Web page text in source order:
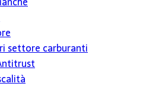
settore carburanti